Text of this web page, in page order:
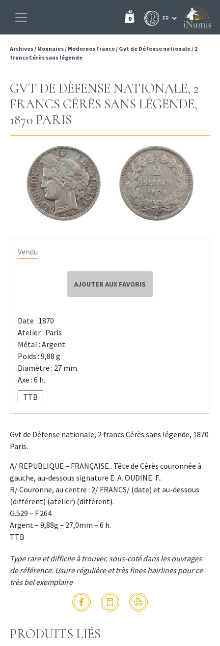
0
Archives/ Monnaies/ Modernes France/ Gvt de Défense nationale/ 2
francs Cérès sans légende
GVT DE DÉFENSE NATIONALE, 2
FRANCS CÉRÈS SANS LÉGENDE,
1870 PARIS
Vendu
AJOUTER AUX FAVORIS
Date : 1870
Atelier : Paris
Métal : Argent
Poids : 9,88 g.
Diamètre : 27 mm.
Axe : 6 h.
TTB
Gvt de Défense nationale, 2 francs Cérès sans légende, 1870
Paris.
A/ REPUBLIQUE – FRANÇAISE.. Tête de Cérès couronnée à
gauche, au-dessous signature E. A. OUDINE. F..
R/ Couronne, au centre : 2/ FRANCS/ (date) et au-dessous
(différent) (atelier) (différent).
G.529 – F.264
Argent – 9,88g – 27,0mm – 6 h.
TTB
Type rare et difficile à trouver, sous-coté dans les ouvrages
de référence. Usure régulière et très fines hairlines pour ce
très bel exemplaire
PRODUITS LIÉS